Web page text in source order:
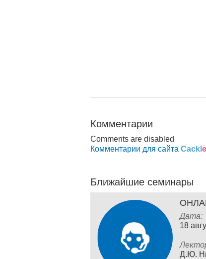
Комментарии
Comments are disabled
Комментарии для сайта Cackl e
Ближайшие семинары
Дата:
18
Д.Ю.